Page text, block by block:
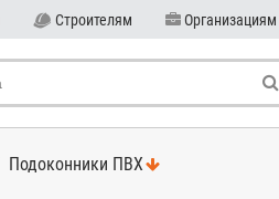
Строителям Организациям
Подоконники ПВХ